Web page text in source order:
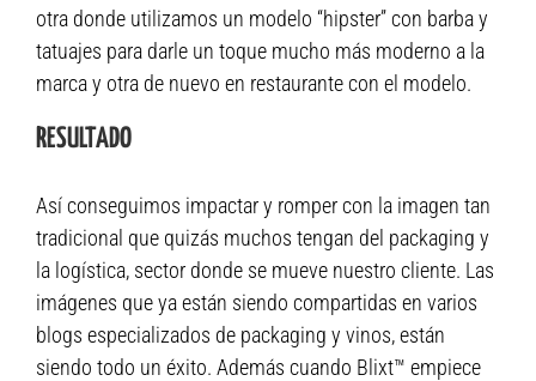
otra donde utilizamos un modelo “hipster” con barba y
tatuajes para darle un toque mucho más moderno a la
marca y otra de nuevo en restaurante con el modelo.
RESULTADO
Así conseguimos impactar y romper con la imagen tan
tradicional que quizás muchos tengan del packaging y
la logística, sector donde se mueve nuestro cliente. Las
imágenes que ya están siendo compartidas en varios
blogs especializados de packaging y vinos, están
siendo todo un éxito. Además cuando Blixt™ empiece